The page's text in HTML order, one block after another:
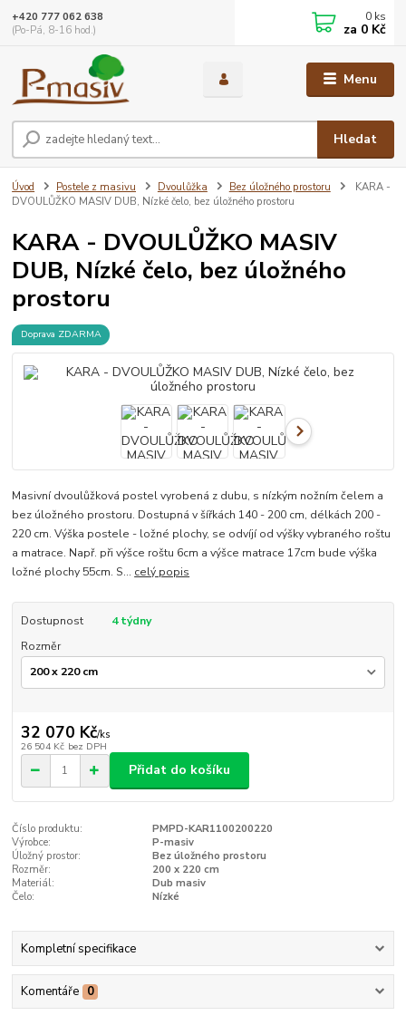
Menu
Hledat
+420 777 062 638
(Po-Pá, 8-16 hod.)
0 ks
za 0 Kč
Úvod Postele z masivu Dvoulůžka Bez úložného prostoru
KARA -
DVOULŮŽKO MASIV DUB, Nízké čelo, bez úložného prostoru
KARA - DVOULŮŽKO MASIV
DUB, Nízké čelo, bez úložného
prostoru
Doprava ZDARMA
Masivní dvoulůžková postel vyrobená z dubu, s nízkým nožním čelem a
bez úložného prostoru. Dostupná v šířkách 140 - 200 cm, délkách 200 -
220 cm. Výška postele - ložné plochy, se odvíjí od výšky vybraného roštu
a matrace. Např. při výšce roštu 6cm a výšce matrace 17cm bude výška
ložné plochy 55cm. S... celý popis
Dostupnost
4 týdny
Rozměr
32 070 Kč/ks
26 504 Kč bez DPH
Přidat do košíku
Číslo produktu:
PMPD-KAR1100200220
Výrobce:
P-masiv
Úložný prostor:
Bez úložného prostoru
Rozměr:
200 x 220 cm
Materiál:
Dub masiv
Čelo:
Nízké
Kompletní specifikace
Komentáře 0